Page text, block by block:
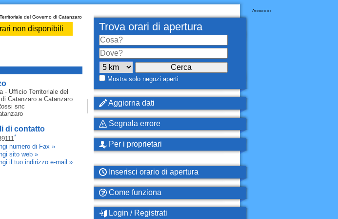
del Governo di Catanzaro
non disponibili
- Ufficio Territoriale del
Catanzaroa Catanzaro
snc
di contatto
*
numero di Fax »
sito web »
il tuo indirizzo e-mail »
Annuncio
Trova orari di apertura
Mostra solo negozi aperti
Aggiorna dati
Segnala errore
Per i proprietari
Inserisci orario di apertura
Come funziona
Login / Registrati